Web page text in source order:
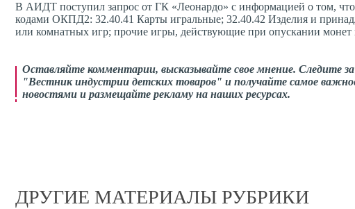
В АИДТ поступил запрос от ГК «Леонардо» с информацией о том, что
кодами ОКПД2: 32.40.41 Карты игральные; 32.40.42 Изделия и
или комнатных игр; прочие игры, действующие при опускании монет
Оставляйте комментарии, высказывайте свое мнение. Следите
"Вестник индустрии детских товаров" и получайте самое
новостями и размещайте рекламу на наших ресурсах.
ДРУГИЕ МАТЕРИАЛЫ РУБРИКИ